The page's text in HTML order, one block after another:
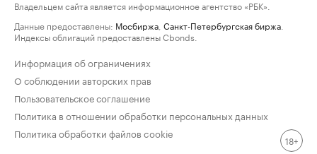
Владельцем сайта является информационное агентство «РБК».
Данные предоставлены: Мосбиржа Санкт-Петербургская биржа
Индексы облигаций предоставлены Cbonds.
Информация об ограничениях
О соблюдении авторских прав
Пользовательское соглашение
Политика в отношении обработки персональных данных
Политика обработки файлов cookie
18+